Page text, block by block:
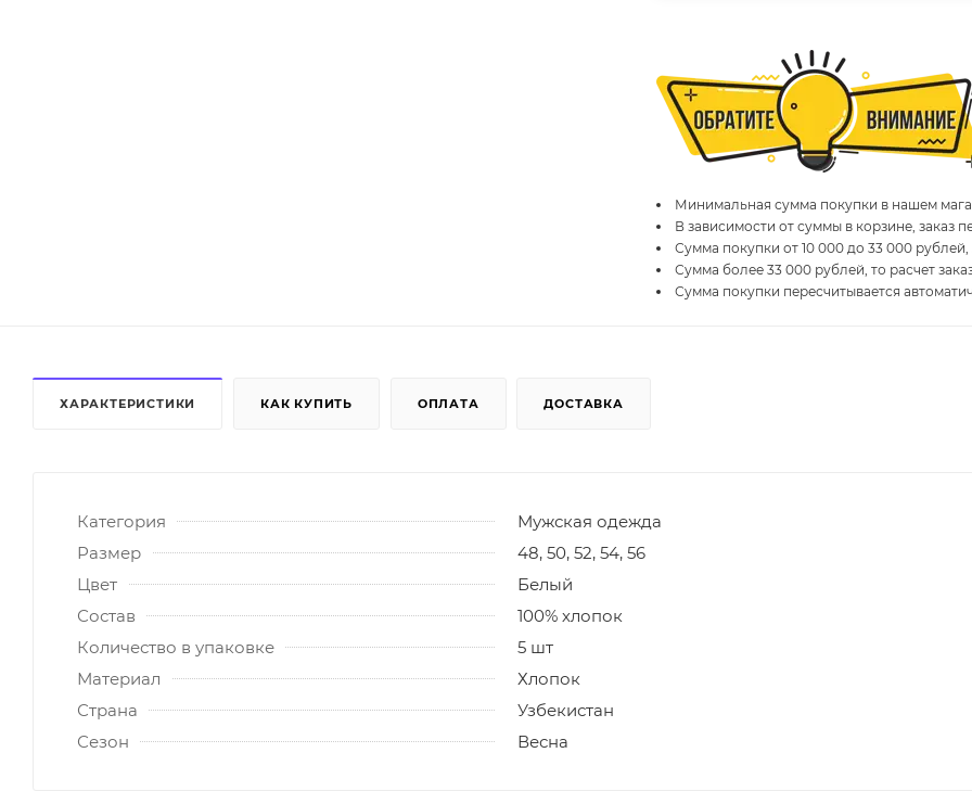
Минимальная сумма покупки в нашем
В зависимости от суммы в корзине, заказ
Сумма покупки от 10 000 до 33 000 рублей,
Сумма более 33 000 рублей, то расчет
Сумма покупки пересчитывается
ХАРАКТЕРИСТИКИ КАК КУПИТЬ ОПЛАТА ДОСТАВКА
Категория
Мужская одежда
Размер
48, 50, 52, 54, 56
Цвет
Белый
Состав
100% хлопок
Количество в упаковке
5 шт
Материал
Хлопок
Страна
Узбекистан
Сезон
Весна